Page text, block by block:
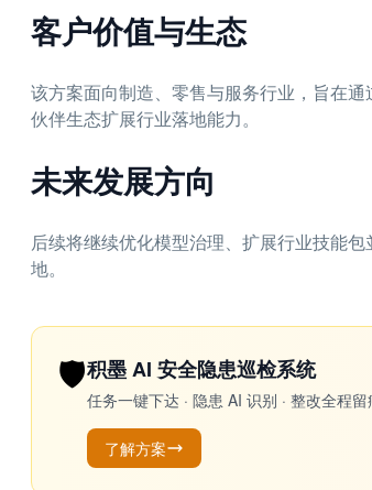
客户价值与生态
该方案面向制造、零售与服务行业，旨在
伙伴生态扩展行业落地能力。
未来发展方向
后续将继续优化模型治理、扩展行业技能
地。
🛡️积墨 AI 安全隐患巡检系统
任务一键下达 · 隐患 AI 识别 · 整改全程
了解方案